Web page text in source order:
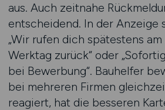
aus. Auch zeitnahe
entscheidend. In der Anzeige
„Wir rufen dich spätestens
Werktag zurück“ oder
bei Bewerbung“. Bauhelfer
bei mehreren Firmen
reagiert, hat die besseren